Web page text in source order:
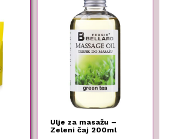
Ulje za masažu –
Zeleni čaj 200ml